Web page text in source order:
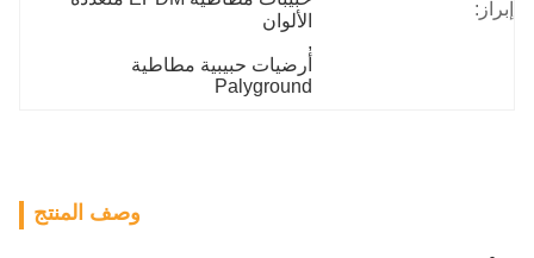
إبراز:
الألوان
,
أرضيات حبيبية مطاطية
Palyground
وصف المنتج